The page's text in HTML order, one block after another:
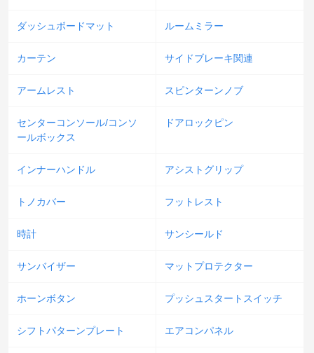
ダッシュボードマット ルームミラー
カーテン サイドブレーキ関連
アームレスト スピンターンノブ
センターコンソール/コンソ
ールボックス
ドアロックピン
インナーハンドル アシストグリップ
トノカバー フットレスト
時計 サンシールド
サンバイザー マットプロテクター
ホーンボタン プッシュスタートスイッチ
シフトパターンプレート エアコンパネル